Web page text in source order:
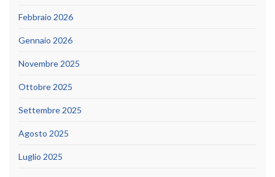
Febbraio 2026
Gennaio 2026
Novembre 2025
Ottobre 2025
Settembre 2025
Agosto 2025
Luglio 2025